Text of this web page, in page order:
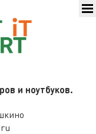
и ноутбуков.